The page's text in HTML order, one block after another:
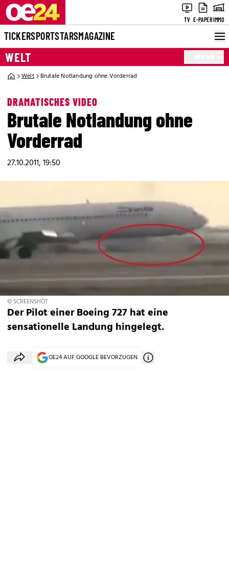
TV E-PAPERIMMO
TICKERSPORTSTARSMAGAZINE
WELT
Welt Brutale Notlandung ohne Vorderrad
DRAMATISCHES VIDEO
Brutale Notlandung ohne
Vorderrad
27.10.2011, 19:50
© SCREENSHOT
Der Pilot einer Boeing 727 hat eine
sensationelle Landung hingelegt.
OE24 AUF GOOGLE BEVORZUGEN